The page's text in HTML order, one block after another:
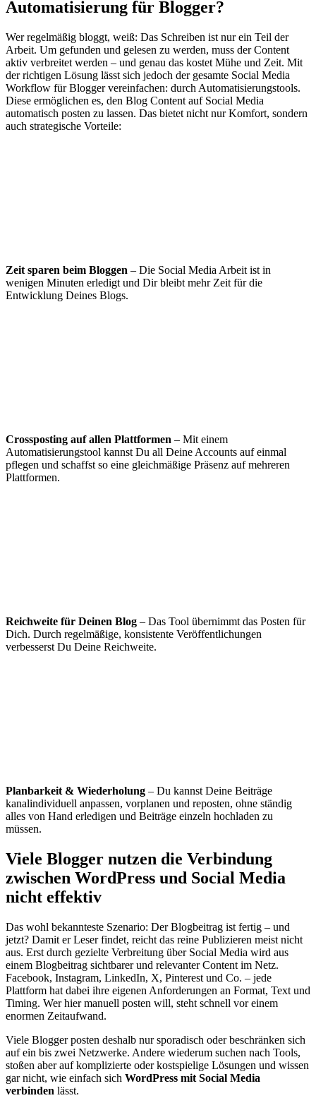
Automatisierung für Blogger?
Wer regelmäßig bloggt, weiß: Das Schreiben ist nur ein Teil der
Arbeit. Um gefunden und gelesen zu werden, muss der Content
aktiv verbreitet werden – und genau das kostet Mühe und Zeit. Mit
der richtigen Lösung lässt sich jedoch der gesamte Social Media
Workflow für Blogger vereinfachen: durch Automatisierungstools.
Diese ermöglichen es, den Blog Content auf Social Media
automatisch posten zu lassen. Das bietet nicht nur Komfort, sondern
auch strategische Vorteile:
Zeit sparen beim Bloggen – Die Social Media Arbeit ist in
wenigen Minuten erledigt und Dir bleibt mehr Zeit für die
Entwicklung Deines Blogs.
Crossposting auf allen Plattformen – Mit einem
Automatisierungstool kannst Du all Deine Accounts auf einmal
pflegen und schaffst so eine gleichmäßige Präsenz auf mehreren
Plattformen.
Reichweite für Deinen Blog – Das Tool übernimmt das Posten für
Dich. Durch regelmäßige, konsistente Veröffentlichungen
verbesserst Du Deine Reichweite.
Planbarkeit & Wiederholung – Du kannst Deine Beiträge
kanalindividuell anpassen, vorplanen und reposten, ohne ständig
alles von Hand erledigen und Beiträge einzeln hochladen zu
müssen.
Viele Blogger nutzen die Verbindung
zwischen WordPress und Social Media
nicht effektiv
Das wohl bekannteste Szenario: Der Blogbeitrag ist fertig – und
jetzt? Damit er Leser findet, reicht das reine Publizieren meist nicht
aus. Erst durch gezielte Verbreitung über Social Media wird aus
einem Blogbeitrag sichtbarer und relevanter Content im Netz.
Facebook, Instagram, LinkedIn, X, Pinterest und Co. – jede
Plattform hat dabei ihre eigenen Anforderungen an Format, Text und
Timing. Wer hier manuell posten will, steht schnell vor einem
enormen Zeitaufwand.
Viele Blogger posten deshalb nur sporadisch oder beschränken sich
auf ein bis zwei Netzwerke. Andere wiederum suchen nach Tools,
stoßen aber auf komplizierte oder kostspielige Lösungen und wissen
gar nicht, wie einfach sich WordPress mit Social Media
verbinden lässt.